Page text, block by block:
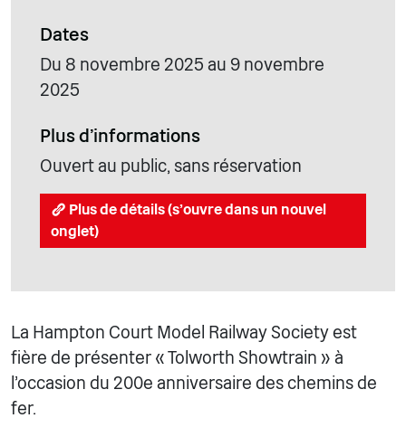
Dates
Du 8 novembre 2025 au 9 novembre
2025
Plus d'informations
Ouvert au public, sans réservation
Plus de détails (s'ouvre dans un nouvel
onglet)
La Hampton Court Model Railway Society est
fière de présenter « Tolworth Showtrain » à
l'occasion du 200e anniversaire des chemins de
fer.